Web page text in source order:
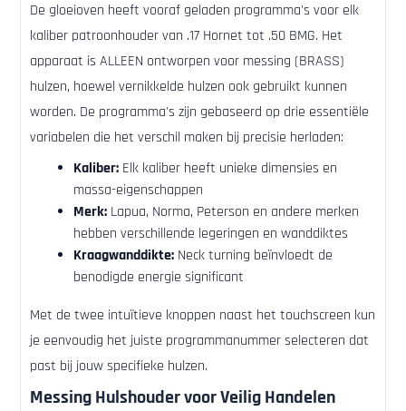
De gloeioven heeft vooraf geladen programma's voor elk
kaliber patroonhouder van .17 Hornet tot .50 BMG. Het
apparaat is ALLEEN ontworpen voor messing (BRASS)
hulzen, hoewel vernikkelde hulzen ook gebruikt kunnen
worden. De programma's zijn gebaseerd op drie essentiële
variabelen die het verschil maken bij precisie herladen:
Kaliber: Elk kaliber heeft unieke dimensies en
massa-eigenschappen
Merk: Lapua, Norma, Peterson en andere merken
hebben verschillende legeringen en wanddiktes
Kraagwanddikte: Neck turning beïnvloedt de
benodigde energie significant
Met de twee intuïtieve knoppen naast het touchscreen kun
je eenvoudig het juiste programmanummer selecteren dat
past bij jouw specifieke hulzen.
Messing Hulshouder voor Veilig Handelen